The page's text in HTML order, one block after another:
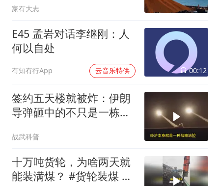
家有大志
E45 孟岩对话李继刚：人
何以自处
有知有行App 云音乐特供 00:12
签约五天楼就被炸：伊朗
导弹砸中的不只是一栋
牌
战武科普
十万吨货轮，为啥两天就
能装满煤？ #货轮装煤 #